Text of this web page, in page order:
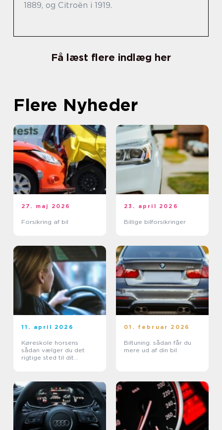
1889, og Citroën i 1919.
Få læst flere indlæg her
Flere Nyheder
27. maj 2026
Forsikring af bil
23. april 2026
Billige bilforsikringer
11. april 2026
Køreskole horsens
sådan vælger du det
rigtige sted til dit
01. februar 2026
Biltuning: sådan får du
mere ud af din bil